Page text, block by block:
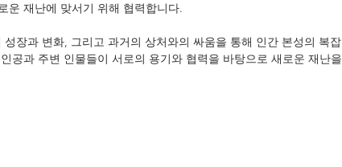
운 재난에 맞서기 위해 협력합니다.
성장과 변화, 그리고 과거의 상처와의 싸움을 통해 인간 본성의 복잡
공과 주변 인물들이 서로의 용기와 협력을 바탕으로 새로운 재난을